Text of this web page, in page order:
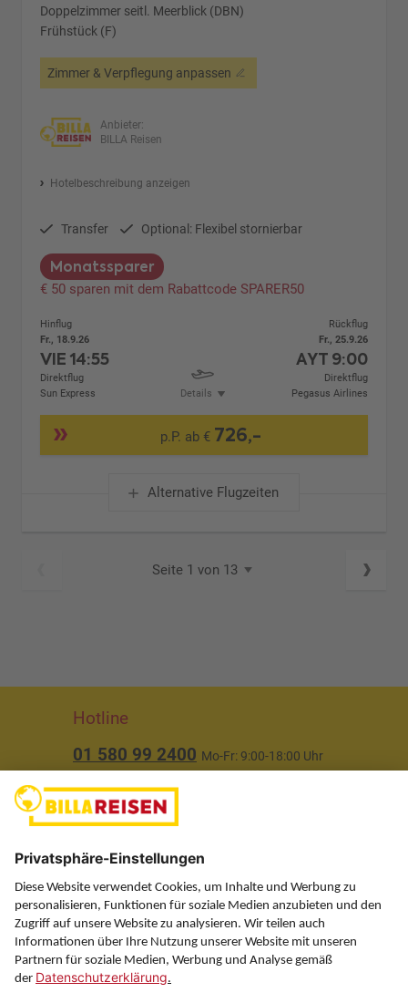
Doppelzimmer seitl. Meerblick (DBN)
Frühstück (F)
Zimmer & Verpflegung anpassen
Anbieter:
BILLA Reisen
Hotelbeschreibung anzeigen
Transfer Optional: Flexibel stornierbar
Monatssparer
€ 50 sparen mit dem Rabattcode SPARER50
Hinflug
Fr., 18.9.26
VIE14:55
Direktflug
Sun Express
Details
Rückflug
Fr., 25.9.26
AYT 9:00
Direktflug
Pegasus Airlines
p.P. ab € 726,-
Alternative Flugzeiten
Seite 1 von 13
Hotline
01 580 99 2400 Mo-Fr: 9:00-18:00 Uhr
Über uns
Service
Information
Folgen Sie uns auf